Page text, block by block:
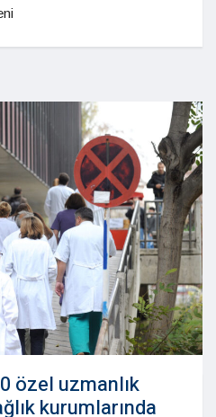
özel uzmanlık
kurumlarında